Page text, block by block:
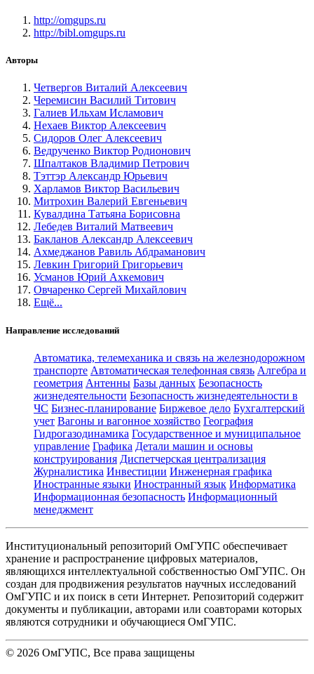
http://omgups.ru
http://bibl.omgups.ru
Авторы
Четвергов Виталий Алексеевич
Черемисин Василий Титович
Галиев Ильхам Исламович
Нехаев Виктор Алексеевич
Сидоров Олег Алексеевич
Ведрученко Виктор Родионович
Шпалтаков Владимир Петрович
Тэттэр Александр Юрьевич
Харламов Виктор Васильевич
Митрохин Валерий Евгеньевич
Кувалдина Татьяна Борисовна
Лебедев Виталий Матвеевич
Бакланов Александр Алексеевич
Ахмеджанов Равиль Абдраманович
Левкин Григорий Григорьевич
Усманов Юрий Ахкемович
Овчаренко Сергей Михайлович
Ещё...
Направление исследований
Автоматика, телемеханика и связь на железнодорожном
транспорте Автоматическая телефонная связь Алгебра и
геометрия Антенны Базы данных Безопасность
жизнедеятельности Безопасность жизнедеятельности в
ЧС Бизнес-планирование Биржевое дело Бухгалтерский
учет Вагоны и вагонное хозяйство География
Гидрогазодинамика Государственное и муниципальное
управление Графика Детали машин и основы
конструирования Диспетчерская централизация
Журналистика Инвестиции Инженерная графика
Иностранные языки Иностранный язык Информатика
Информационная безопасность Информационный
менеджмент
Институциональный репозиторий ОмГУПС обеспечивает
хранение и распространение цифровых материалов,
являющихся интеллектуальной собственностью ОмГУПС. Он
создан для продвижения результатов научных исследований
ОмГУПС и их поиск в сети Интернет. Репозиторий содержит
документы и публикации, авторами или соавторами которых
являются сотрудники и обучающиеся ОмГУПС.
© 2026 ОмГУПС, Все права защищены